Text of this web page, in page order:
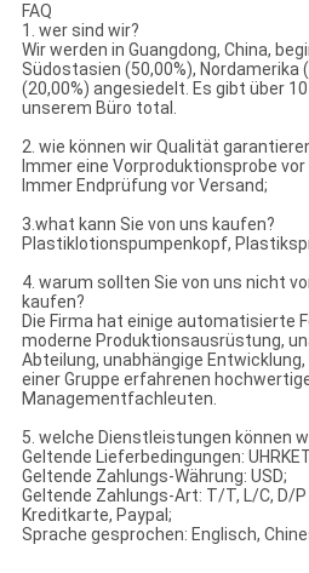
FAQ
1. wer sind wir?
Wir werden in Guangdong, China,
Südostasien (50,00%), Nordamerika
(20,00%) angesiedelt. Es gibt über
unserem Büro total.
2. wie können wir Qualität
Immer eine Vorproduktionsprobe
Immer Endprüfung vor Versand;
3.what kann Sie von uns kaufen?
Plastiklotionspumpenkopf,
4. warum sollten Sie von uns nicht
kaufen?
Die Firma hat einige automatisierte
moderne Produktionsausrüstung,
Abteilung, unabhängige
einer Gruppe erfahrenen
Managementfachleuten.
5. welche Dienstleistungen können
Geltende Lieferbedingungen:
Geltende Zahlungs-Währung: USD;
Geltende Zahlungs-Art: T/T, L/C, D/P
Kreditkarte, Paypal;
Sprache gesprochen: Englisch,